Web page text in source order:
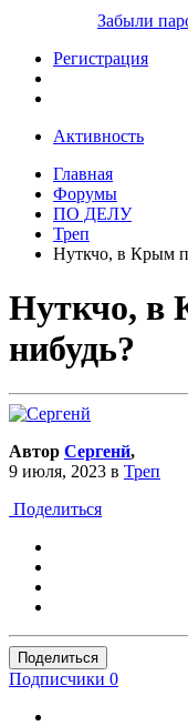
Забыли
Регистрация
Активность
Главная
Форумы
ПО ДЕЛУ
Треп
Нуткчо, в Крым
Нуткчо, в
нибудь?
Автор Сергенй,
9 июля, 2023 в Треп
Поделиться
Поделиться
Подписчики 0